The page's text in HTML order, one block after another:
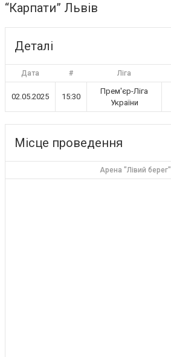
“Карпати” Львів
Деталі
Дата # Ліга
02.05.2025 15:30
Прем'єр-Ліга
України
Місце проведення
Арена "Лівий берег"